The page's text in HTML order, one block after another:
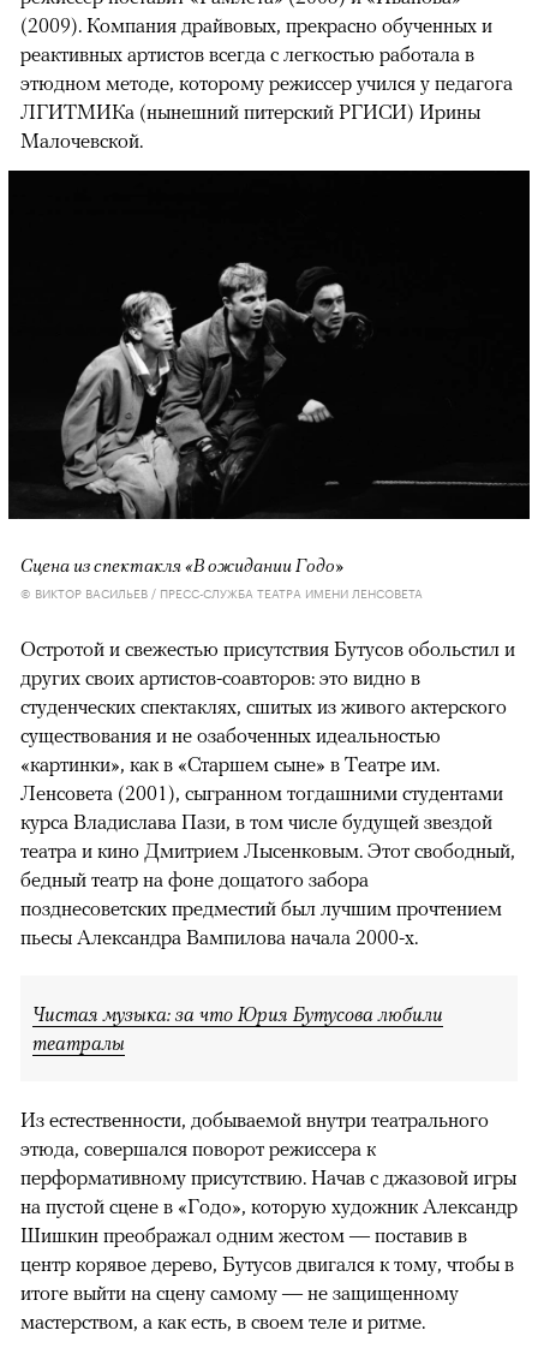
(2009). Компания драйвовых, прекрасно обученных и
реактивных артистов всегда с легкостью работала в
этюдном методе, которому режиссер учился у педагога
ЛГИТМИКа (нынешний питерский РГИСИ) Ирины
Малочевской.
Сцена из спектакля «В ожидании Годо»
© ВИКТОР ВАСИЛЬЕВ / ПРЕСС-СЛУЖБА ТЕАТРА ИМЕНИ ЛЕНСОВЕТА
Остротой и свежестью присутствия Бутусов обольстил и
других своих артистов-соавторов: это видно в
студенческих спектаклях, сшитых из живого актерского
существования и не озабоченных идеальностью
«картинки», как в «Старшем сыне» в Театре им.
Ленсовета (2001), сыгранном тогдашними студентами
курса Владислава Пази, в том числе будущей звездой
театра и кино Дмитрием Лысенковым. Этот свободный,
бедный театр на фоне дощатого забора
позднесоветских предместий был лучшим прочтением
пьесы Александра Вампилова начала 2000-х.
Чистая музыка: за что Юрия Бутусова любили
театралы
Из естественности, добываемой внутри театрального
этюда, совершался поворот режиссера к
перформативному присутствию. Начав с джазовой игры
на пустой сцене в «Годо», которую художник Александр
Шишкин преображал одним жестом — поставив в
центр корявое дерево, Бутусов двигался к тому, чтобы в
итоге выйти на сцену самому — не защищенному
мастерством, а как есть, в своем теле и ритме.